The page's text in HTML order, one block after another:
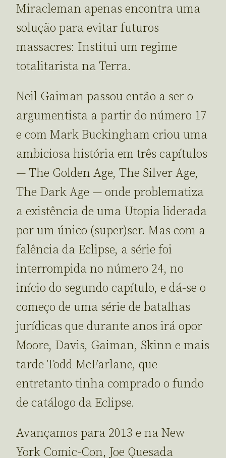
Miracleman apenas encontra uma
solução para evitar futuros
massacres: Institui um regime
totalitarista na Terra.
Neil Gaiman passou então a ser o
argumentista a partir do número 17
e com Mark Buckingham criou uma
ambiciosa história em três capítulos
— The Golden Age, The Silver Age,
The Dark Age — onde problematiza
a existência de uma Utopia liderada
por um único (super)ser. Mas com a
falência da Eclipse, a série foi
interrompida no número 24, no
início do segundo capítulo, e dá-se o
começo de uma série de batalhas
jurídicas que durante anos irá opor
Moore, Davis, Gaiman, Skinn e mais
tarde Todd McFarlane, que
entretanto tinha comprado o fundo
de catálogo da Eclipse.
Avançamos para 2013 e na New
York Comic-Con, Joe Quesada